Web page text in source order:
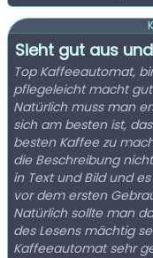
Sieht gut aus
Top Kaffeeautomat,
pflegeleicht macht
Natürlich muss man
sich am besten ist,
besten Kaffee zu
die Beschreibung
in Text und Bild und
vor dem ersten
Natürlich sollte man
des Lesens mächtig
Kaffeeautomat sehr